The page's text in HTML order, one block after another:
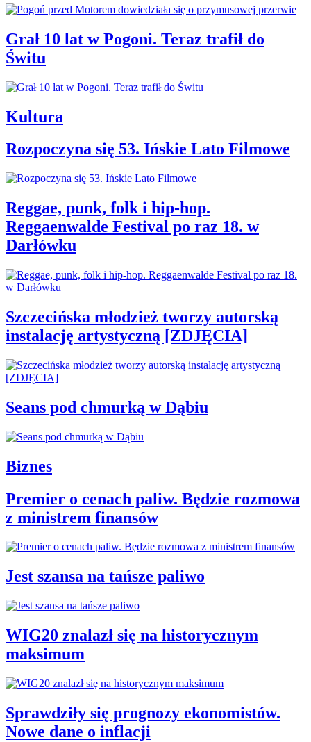
Grał 10 lat w Pogoni. Teraz trafił do
Świtu
Kultura
Rozpoczyna się 53. Ińskie Lato Filmowe
Reggae, punk, folk i hip-hop.
Reggaenwalde Festival po raz 18. w
Darłówku
Szczecińska młodzież tworzy autorską
instalację artystyczną [ZDJĘCIA]
Seans pod chmurką w Dąbiu
Biznes
Premier o cenach paliw. Będzie rozmowa
z ministrem finansów
Jest szansa na tańsze paliwo
WIG20 znalazł się na historycznym
maksimum
Sprawdziły się prognozy ekonomistów.
Nowe dane o inflacji